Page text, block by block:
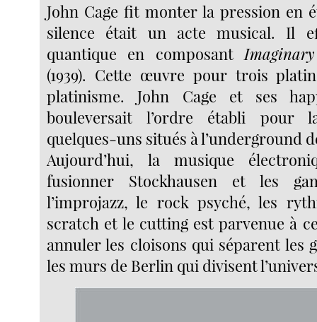
John Cage fit monter la pression en
silence était un acte musical. Il
quantique en composant
(1939). Cette œuvre pour trois
platinisme. John Cage et ses
bouleversait l’ordre établi pour
quelques-uns situés à l’underground
Aujourd’hui, la musique
fusionner Stockhausen et les
l’improjazz, le rock psyché, les
scratch et le cutting est parvenue à
annuler les cloisons qui séparent les
les murs de Berlin qui divisent